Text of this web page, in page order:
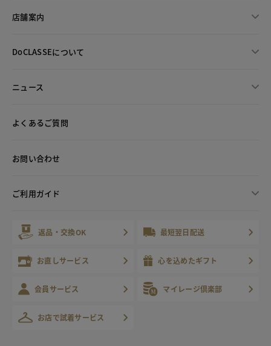
店舗案内
DoCLASSEについて
ニュース
よくあるご質問
お問い合わせ
ご利用ガイド
返品・交換OK 最短翌日配送
お直しサービス 心を込めたギフト
会員サービス マイレージ倶楽部
お店で試着サービス